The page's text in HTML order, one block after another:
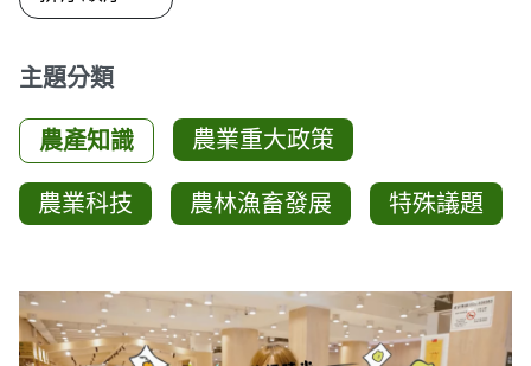
主題分類
農產知識 農業重大政策
農業科技 農林漁畜發展 特殊議題
影音列表